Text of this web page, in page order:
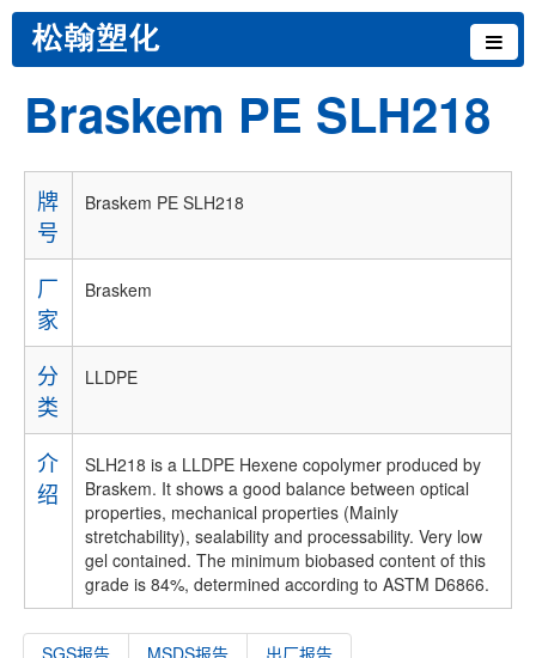
Braskem PE SLH218
牌
号
Braskem PE SLH218
厂
家
Braskem
分
类
LLDPE
介
绍
SLH218 is a LLDPE Hexene copolymer produced by
Braskem. It shows a good balance between optical
properties, mechanical properties (Mainly
stretchability), sealability and processability. Very low
gel contained. The minimum biobased content of this
grade is 84%, determined according to ASTM D6866.
SGS报告 MSDS报告 出厂报告